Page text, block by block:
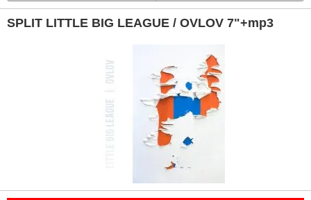
SPLIT LITTLE BIG LEAGUE / OVLOV 7"+mp3